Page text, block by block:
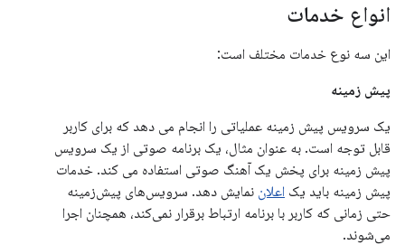
انواع خدمات
این سه نوع خدمات مختلف است:
پیش زمینه
یک سرویس پیش زمینه عملیاتی را انجام می دهد که برای کاربر
قابل توجه است. به عنوان مثال، یک برنامه صوتی از یک سرویس
پیش زمینه برای پخش یک آهنگ صوتی استفاده می کند. خدمات
پیش زمینه باید یک اعلان نمایش دهد. سرویس‌های پیش‌زمینه
حتی زمانی که کاربر با برنامه ارتباط برقرار نمی‌کند، همچنان اجرا
می‌شوند.